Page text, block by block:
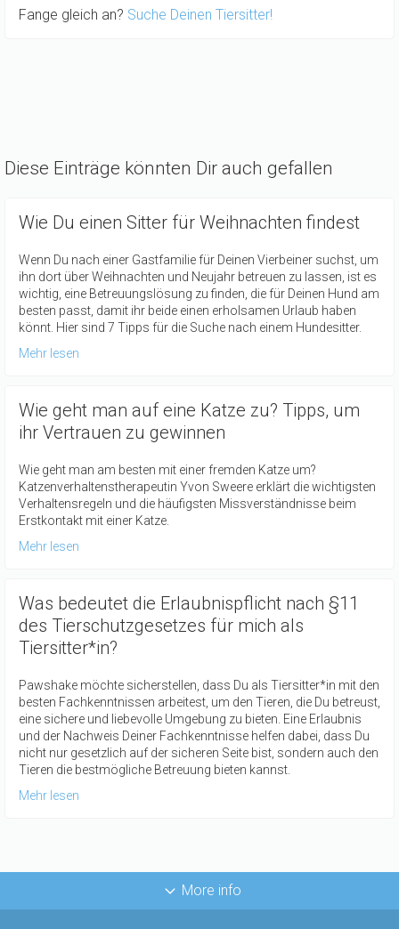
Fange gleich an? Suche Deinen Tiersitter!
Diese Einträge könnten Dir auch gefallen
Wie Du einen Sitter für Weihnachten findest
Wenn Du nach einer Gastfamilie für Deinen Vierbeiner suchst, um
ihn dort über Weihnachten und Neujahr betreuen zu lassen, ist es
wichtig, eine Betreuungslösung zu finden, die für Deinen Hund am
besten passt, damit ihr beide einen erholsamen Urlaub haben
könnt. Hier sind 7 Tipps für die Suche nach einem Hundesitter.
Mehr lesen
Wie geht man auf eine Katze zu? Tipps, um
ihr Vertrauen zu gewinnen
Wie geht man am besten mit einer fremden Katze um?
Katzenverhaltenstherapeutin Yvon Sweere erklärt die wichtigsten
Verhaltensregeln und die häufigsten Missverständnisse beim
Erstkontakt mit einer Katze.
Mehr lesen
Was bedeutet die Erlaubnispflicht nach §11
des Tierschutzgesetzes für mich als
Tiersitter*in?
Pawshake möchte sicherstellen, dass Du als Tiersitter*in mit den
besten Fachkenntnissen arbeitest, um den Tieren, die Du betreust,
eine sichere und liebevolle Umgebung zu bieten. Eine Erlaubnis
und der Nachweis Deiner Fachkenntnisse helfen dabei, dass Du
nicht nur gesetzlich auf der sicheren Seite bist, sondern auch den
Tieren die bestmögliche Betreuung bieten kannst.
Mehr lesen
More info